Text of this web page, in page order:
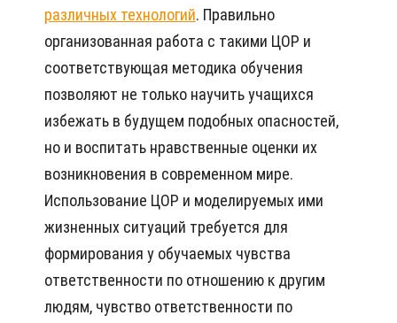
различных технологий. Правильно
организованная работа с такими ЦОР и
соответствующая методика обучения
позволяют не только научить учащихся
избежать в будущем подобных опасностей,
но и воспитать нравственные оценки их
возникновения в современном мире.
Использование ЦОР и моделируемых ими
жизненных ситуаций требуется для
формирования у обучаемых чувства
ответственности по отношению к другим
людям, чувство ответственности по